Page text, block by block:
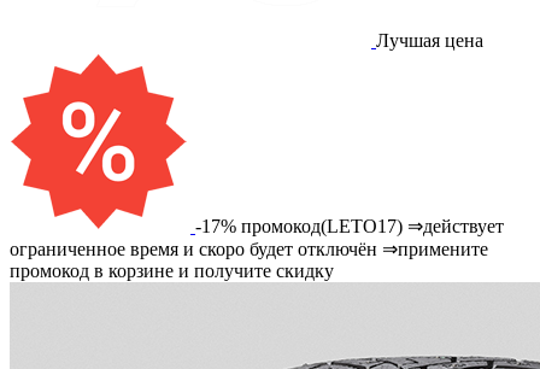
Лучшая цена
-17% промокод(LETO17) ⇒действует
ограниченное время и скоро будет отключён ⇒примените
промокод в корзине и получите скидку